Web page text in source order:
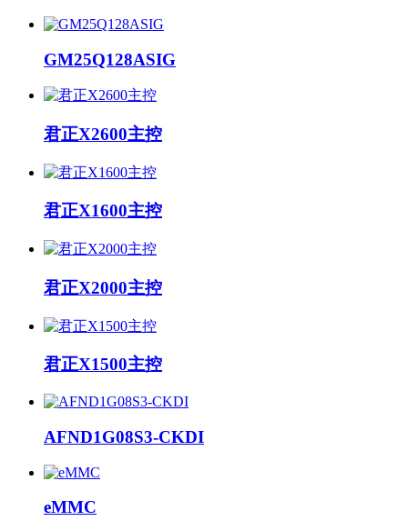
GM25Q128ASIG
君正X2600主控
君正X1600主控
君正X2000主控
君正X1500主控
AFND1G08S3-CKDI
eMMC